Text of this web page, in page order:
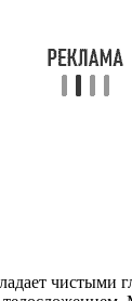
чистыми